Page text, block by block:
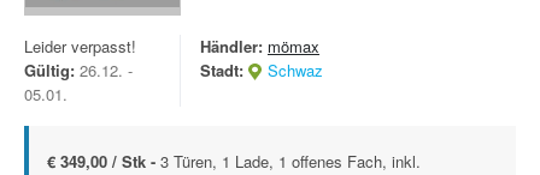
Leider verpasst!
Gültig: 26.12. -
05.01.
Händler: mömax
Stadt:
Schwaz
€ 349,00 / Stk - 3 Türen, 1 Lade, 1 offenes Fach, inkl.